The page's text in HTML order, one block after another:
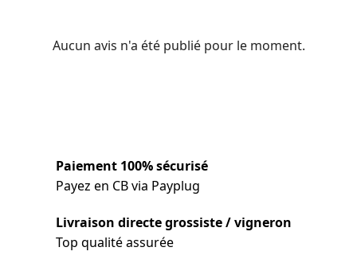
Aucun avis n'a été publié pour le moment.
Paiement 100% sécurisé
Payez en CB via Payplug
Livraison directe grossiste / vigneron
Top qualité assurée